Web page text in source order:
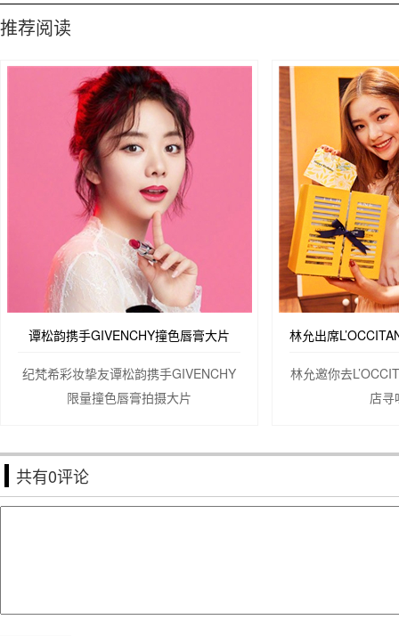
推荐阅读
谭松韵携手GIVENCHY撞色唇膏大片
纪梵希彩妆挚友谭松韵携手GIVENCHY
限量撞色唇膏拍摄大片
林允邀你去
店寻
共有0评论